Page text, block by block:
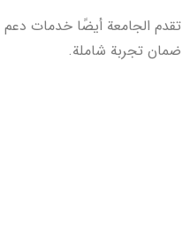
تقدم الجامعة أيضًا خدمات دعم
ضمان تجربة شاملة.